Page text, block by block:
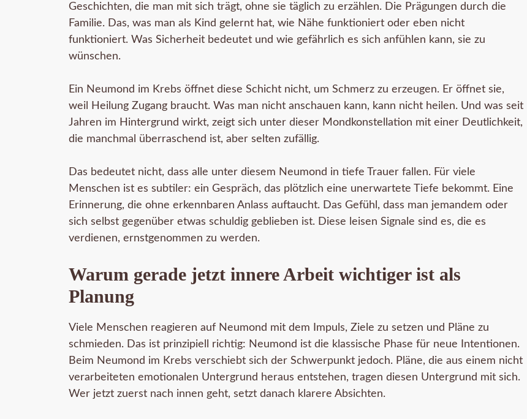
Geschichten, die man mit sich trägt, ohne sie täglich zu erzählen. Die Prägungen durch die
Familie. Das, was man als Kind gelernt hat, wie Nähe funktioniert oder eben nicht
funktioniert. Was Sicherheit bedeutet und wie gefährlich es sich anfühlen kann, sie zu
wünschen.
Ein Neumond im Krebs öffnet diese Schicht nicht, um Schmerz zu erzeugen. Er öffnet sie,
weil Heilung Zugang braucht. Was man nicht anschauen kann, kann nicht heilen. Und was seit
Jahren im Hintergrund wirkt, zeigt sich unter dieser Mondkonstellation mit einer Deutlichkeit,
die manchmal überraschend ist, aber selten zufällig.
Das bedeutet nicht, dass alle unter diesem Neumond in tiefe Trauer fallen. Für viele
Menschen ist es subtiler: ein Gespräch, das plötzlich eine unerwartete Tiefe bekommt. Eine
Erinnerung, die ohne erkennbaren Anlass auftaucht. Das Gefühl, dass man jemandem oder
sich selbst gegenüber etwas schuldig geblieben ist. Diese leisen Signale sind es, die es
verdienen, ernstgenommen zu werden.
Warum gerade jetzt innere Arbeit wichtiger ist als
Planung
Viele Menschen reagieren auf Neumond mit dem Impuls, Ziele zu setzen und Pläne zu
schmieden. Das ist prinzipiell richtig: Neumond ist die klassische Phase für neue Intentionen.
Beim Neumond im Krebs verschiebt sich der Schwerpunkt jedoch. Pläne, die aus einem nicht
verarbeiteten emotionalen Untergrund heraus entstehen, tragen diesen Untergrund mit sich.
Wer jetzt zuerst nach innen geht, setzt danach klarere Absichten.